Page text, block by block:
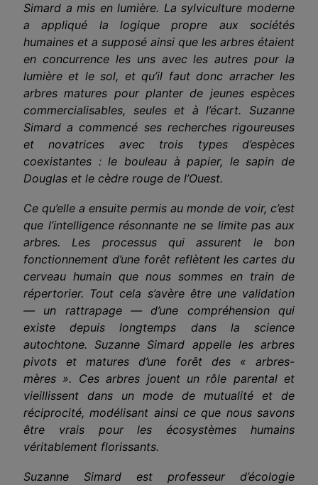
Simard a mis en lumière. La sylviculture moderne
a appliqué la logique propre aux sociétés
humaines et a supposé ainsi que les arbres étaient
en concurrence les uns avec les autres pour la
lumière et le sol, et qu’il faut donc arracher les
arbres matures pour planter de jeunes espèces
commercialisables, seules et à l’écart. Suzanne
Simard a commencé ses recherches rigoureuses
et novatrices avec trois types d’espèces
coexistantes : le bouleau à papier, le sapin de
Douglas et le cèdre rouge de l’Ouest.
Ce qu’elle a ensuite permis au monde de voir, c’est
que l’intelligence résonnante ne se limite pas aux
arbres. Les processus qui assurent le bon
fonctionnement d’une forêt reflètent les cartes du
cerveau humain que nous sommes en train de
répertorier. Tout cela s’avère être une validation
— un rattrapage — d’une compréhension qui
existe depuis longtemps dans la science
autochtone. Suzanne Simard appelle les arbres
pivotsetmatures d’une forêt des « arbres-
mères ». Ces arbres jouent un rôle parental et
vieillissent dans un mode de mutualité et de
réciprocité, modélisant ainsice que nous savons
être vrais pour les écosystèmes humains
véritablement florissants.
Suzanne Simard est professeur d’écologie